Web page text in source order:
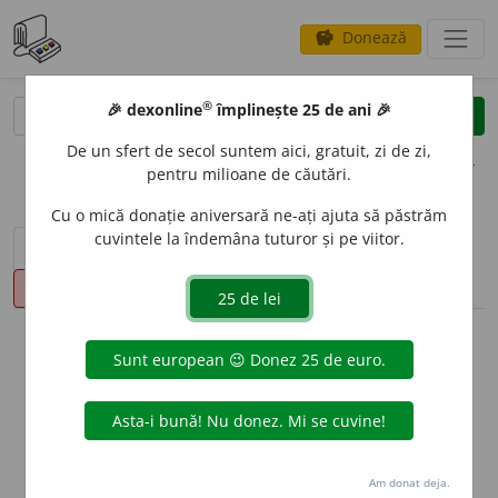
savings Donează
clear
opțiuni
sinteza definițiilor (1) definiții (10)
declinări
info
Aceste definiții sunt compilate de
echipa dexonline. Definițiile
originale se află pe filadefiniții.
Puteți reordona filele pe pagina de
🎉 dexonline® împlinește 25 de ani 🎉
De un sfert de secol suntem aici, gratuit, zi de zi,
pentru milioane de căutări.
Cu o mică donație aniversară ne-ați ajuta să păstrăm
cuvintele la îndemâna tuturor și pe viitor.
Am donat deja.